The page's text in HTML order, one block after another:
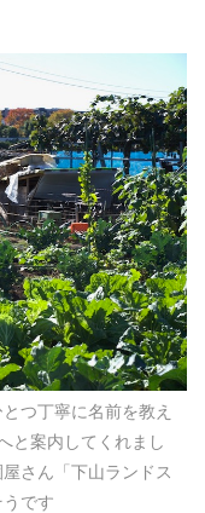
つ丁寧に名前を教え
と案内してくれまし
さん「下山ランドス
です